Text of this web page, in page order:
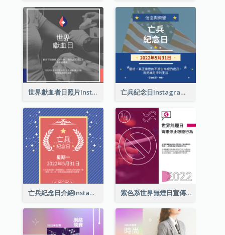
世界獻血者日照片Instagram帖子 亡兵紀念日Instagram帖子(附名言引用)
亡兵紀念日介紹Instagram帖子 紫色系世界無煙日宣傳用Instagram帖子